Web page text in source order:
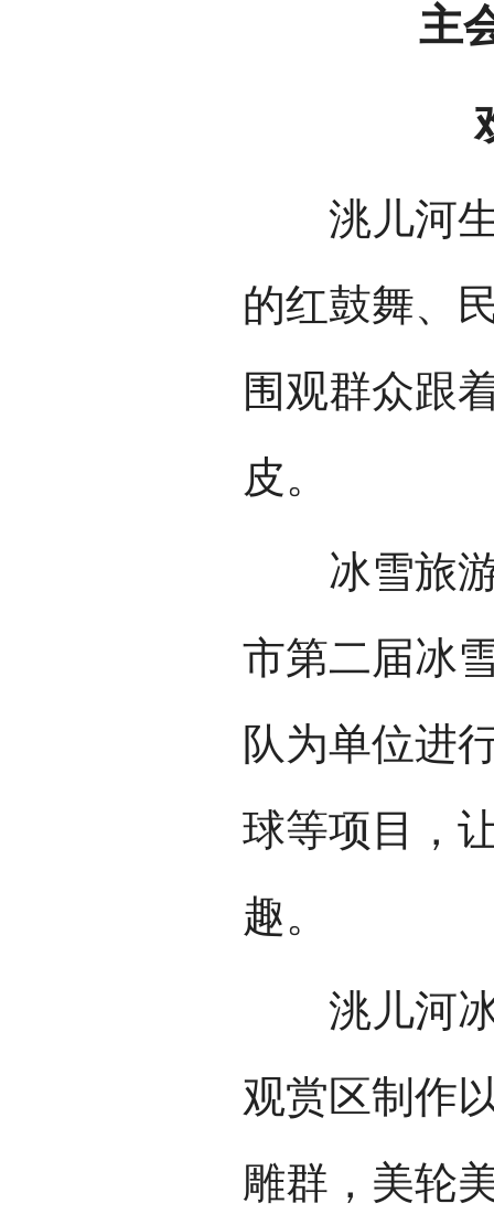
主会
欢
洮儿河生
的红鼓舞、
围观群众跟
皮。
冰雪旅游
市第二届冰
队为单位进
球等项目，
趣。
洮儿河冰
观赏区制作
雕群，美轮